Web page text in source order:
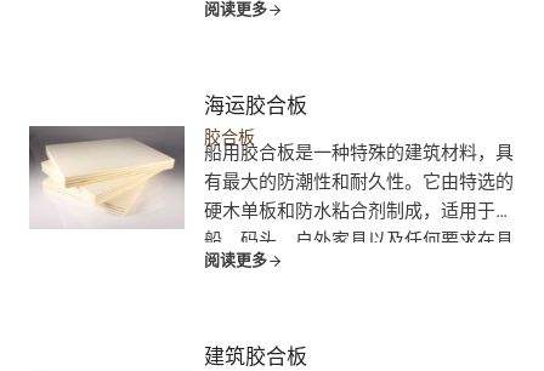
态运抵目的地。
阅读更多
海运胶合板
胶合板
船用胶合板是一种特殊的建筑材料，具
有最大的防潮性和耐久性。它由特选的
硬木单板和防水粘合剂制成，适用于造
船、码头、户外家具以及任何要求在具
有挑战性的环境中具有持久性能的应
靠性和使用寿命最为重要的项目的最终
阅读更多
建筑胶合板